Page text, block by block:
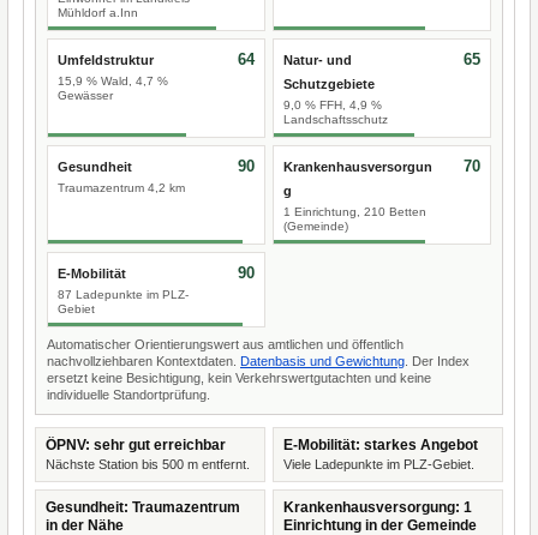
Mühldorf a.Inn
Umfeldstruktur
15,9 % Wald, 4,7 %
Gewässer
64
Natur- und
Schutzgebiete
9,0 % FFH, 4,9 %
Landschaftsschutz
65
Gesundheit
Traumazentrum 4,2 km
90
Krankenhausversorgun
g
1 Einrichtung, 210 Betten
(Gemeinde)
70
E-Mobilität
87 Ladepunkte im PLZ-
Gebiet
90
Automatischer Orientierungswert aus amtlichen und öffentlich
nachvollziehbaren Kontextdaten. Datenbasis und Gewichtung . Der Index
ersetzt keine Besichtigung, kein Verkehrswertgutachten und keine
individuelle Standortprüfung.
ÖPNV: sehr gut erreichbar
Nächste Station bis 500 m entfernt.
E-Mobilität: starkes Angebot
Viele Ladepunkte im PLZ-Gebiet.
Gesundheit: Traumazentrum
in der Nähe
Krankenhausversorgung: 1
Einrichtung in der Gemeinde